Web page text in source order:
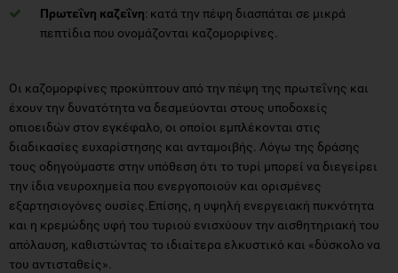
Πρωτεΐνη καζεΐνη: κατά την πέψη διασπάται σε μικρά
πεπτίδια που ονομάζονται καζομορφίνες.
Οι καζομορφίνες προκύπτουν από την πέψη της πρωτεΐνης και
έχουν την δυνατότητα να δεσμεύονται στους υποδοχείς
οπιοειδών στον εγκέφαλο, οι οποίοι εμπλέκονται στις
διαδικασίες ευχαρίστησης και ανταμοιβής. Λόγω της δράσης
τους οδηγούμαστε στην υπόθεση ότι το τυρί μπορεί να διεγείρει
την ίδια νευροχημεία που ενεργοποιούν και ορισμένες
εξαρτησιογόνες ουσίες.Επίσης, η υψηλή ενεργειακή πυκνότητα
και η κρεμώδης υφή του τυριού ενισχύουν την αισθητηριακή του
απόλαυση, καθιστώντας το ιδιαίτερα ελκυστικό και «δύσκολο να
του αντισταθείς».